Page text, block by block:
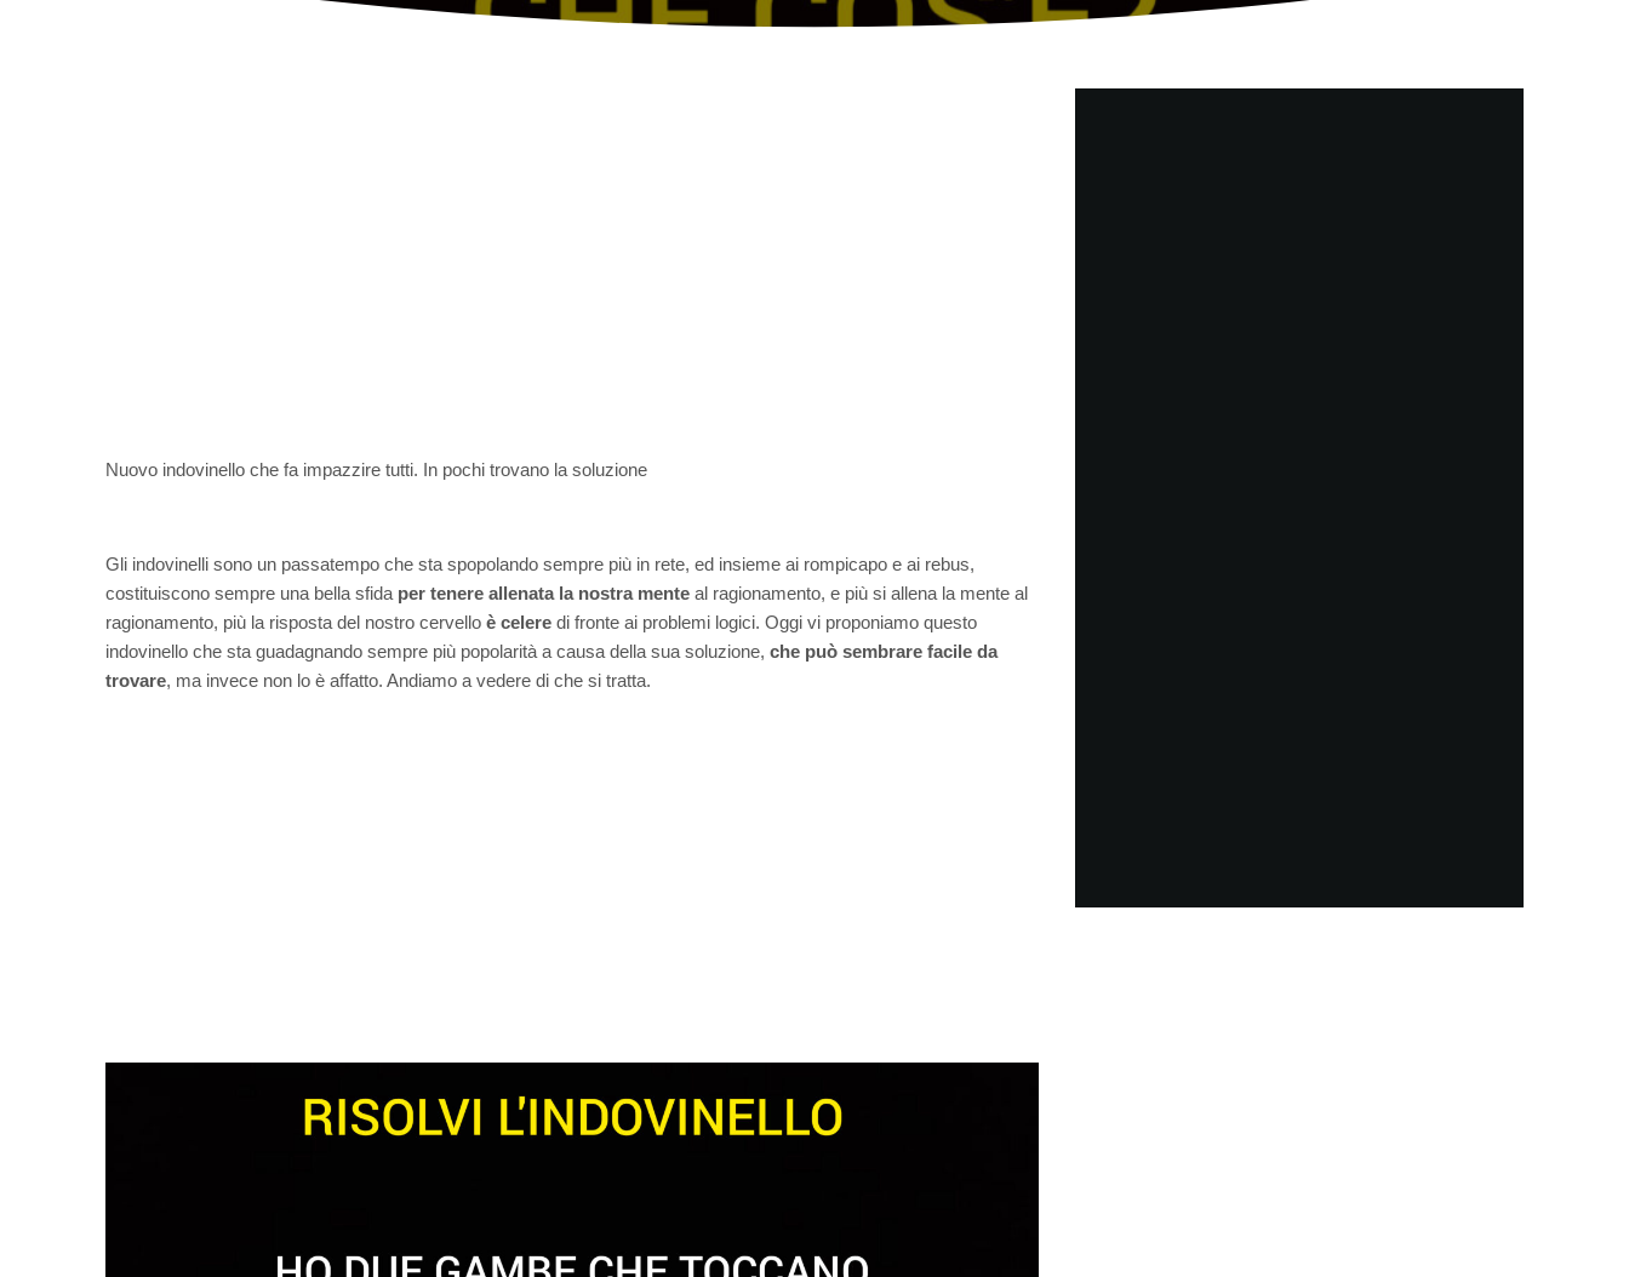
Nuovo indovinello che fa impazzire tutti. In pochi trovano la soluzione
Gli indovinelli sono un passatempo che sta spopolando sempre più in rete, ed insieme ai rompicapo e ai rebus,
costituiscono sempre una bella sfida per tenere allenata la nostra mente al ragionamento, e più si allena la mente al
ragionamento, più la risposta del nostro cervello è celere di fronte ai problemi logici. Oggi vi proponiamo questo
indovinello che sta guadagnando sempre più popolarità a causa della sua soluzione, che può sembrare facile da
trovare, ma invece non lo è affatto. Andiamo a vedere di che si tratta.